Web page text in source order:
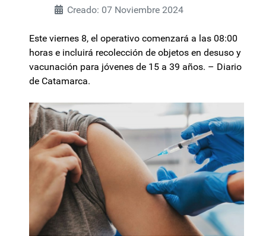
Creado: 07 Noviembre 2024
Este viernes 8, el operativo comenzará a las 08:00
horas e incluirá recolección de objetos en desuso y
vacunación para jóvenes de 15 a 39 años. – Diario
de Catamarca.